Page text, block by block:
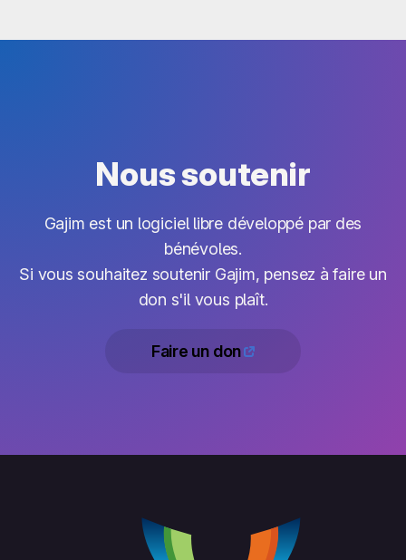
Nous soutenir
Gajim est un logiciel libre développé par des
bénévoles.
Si vous souhaitez soutenir Gajim, pensez à faire un
don s'il vous plaît.
Faire un don